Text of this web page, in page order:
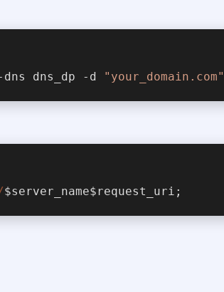
dns_dp -d "your_domain.com"
$server_name$request_uri;